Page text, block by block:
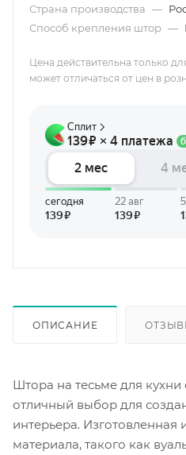
Страна производства —
Способ крепления штор —
Цена действительна только
может отличаться от цен в
ОПИСАНИЕ
Штора на тесьме для
отличный выбор для
интерьера. Изготовленная
материала, такого как